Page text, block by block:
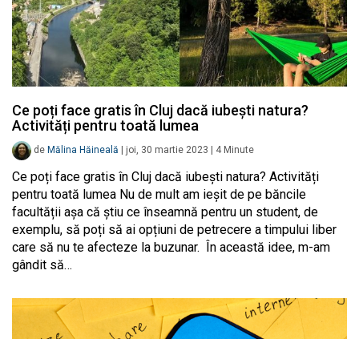
Ce poți face gratis în Cluj dacă iubești natura?
Activități pentru toată lumea
de Mălina Hăineală joi, 30 martie 2023 4 Minute
Ce poți face gratis în Cluj dacă iubești natura? Activități
pentru toată lumea Nu de mult am ieșit de pe băncile
facultății așa că știu ce înseamnă pentru un student, de
exemplu, să poți să ai opțiuni de petrecere a timpului liber
care să nu te afecteze la buzunar. În această idee, m-am
gândit să…